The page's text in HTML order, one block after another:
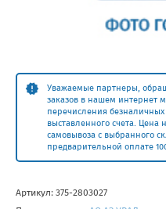
Уважаемые партнеры,
заказов в нашем интернет
перечисления
выставленного счета. Цена
самовывоза с выбранного
предварительной оплате
Артикул: 375-2803027